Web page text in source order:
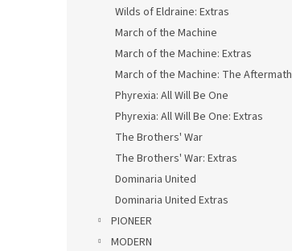
Wilds of Eldraine: Extras
March of the Machine
March of the Machine: Extras
March of the Machine: The Aftermath
Phyrexia: All Will Be One
Phyrexia: All Will Be One: Extras
The Brothers' War
The Brothers' War: Extras
Dominaria United
Dominaria United Extras
PIONEER
MODERN